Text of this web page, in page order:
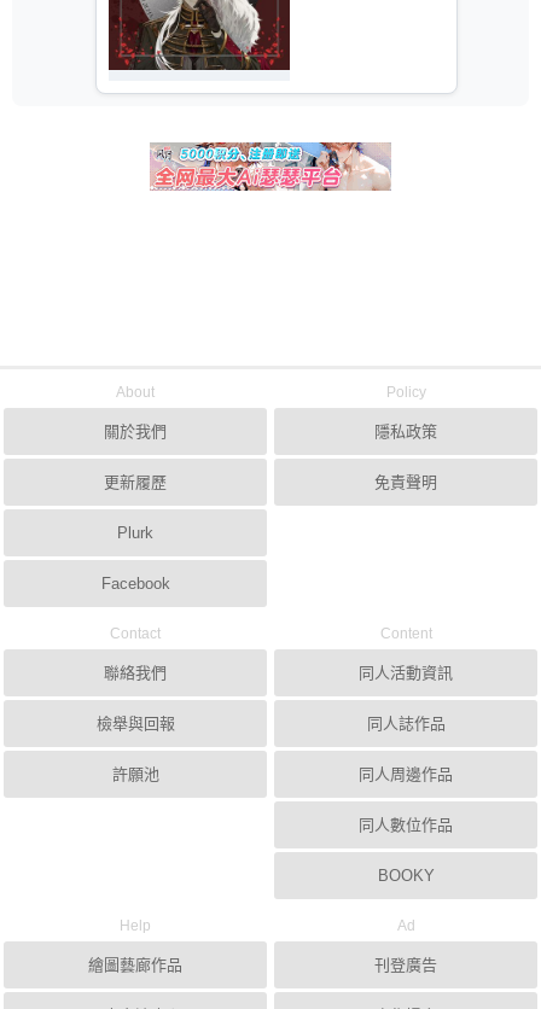
About
關於我們
更新履歷
Plurk
Facebook
Policy
隱私政策
免責聲明
Contact
聯絡我們
檢舉與回報
許願池
Content
同人活動資訊
同人誌作品
同人周邊作品
同人數位作品
BOOKY
Help
繪圖藝廊作品
Ad
刊登廣告